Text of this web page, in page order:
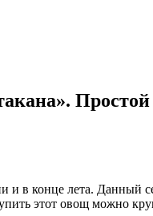
в конце лета. Данный
этот овощ можно